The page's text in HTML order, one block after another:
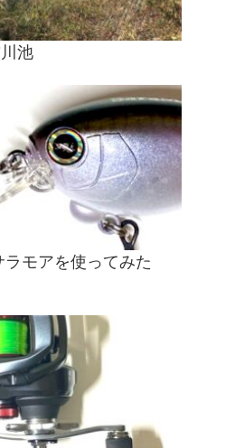
池
モアを使ってみた